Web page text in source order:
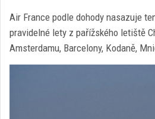
Air France podle dohody nasazuje
pravidelné lety z pařížského letiště
Amsterdamu, Barcelony, Kodaně,